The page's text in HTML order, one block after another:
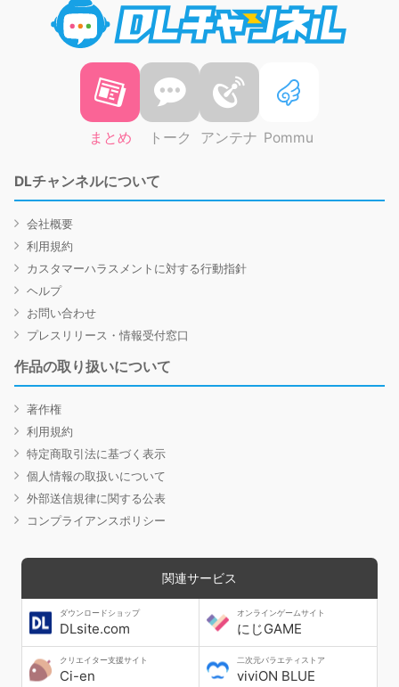
まとめ トーク アンテナ Pommu
DLチャンネルについて
会社概要
利用規約
カスタマーハラスメントに対する行動指針
ヘルプ
お問い合わせ
プレスリリース・情報受付窓口
作品の取り扱いについて
著作権
利用規約
特定商取引法に基づく表示
個人情報の取扱いについて
外部送信規律に関する公表
コンプライアンスポリシー
関連サービス
ダウンロードショップ
DLsite.com
オンラインゲームサイト
にじGAME
クリエイター支援サイト
Ci-en
二次元バラエティストア
viviON BLUE